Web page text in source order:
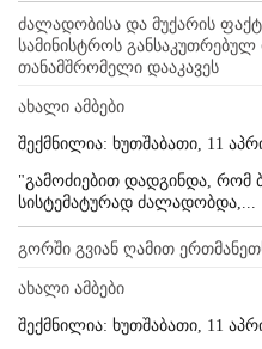
ძალადობისა და მუქარის
სამინისტროს
თანამშრომელი დააკავეს
ახალი ამბები
შექმნილია: ხუთშაბათი, 11
"გამოძიებით დადგინდა,
სისტემატურად ძალადობდა,...
გორში გვიან ღამით
ახალი ამბები
შექმნილია: ხუთშაბათი, 11